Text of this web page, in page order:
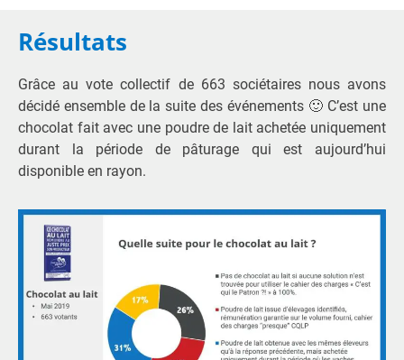
Résultats
Grâce au vote collectif de 663 sociétaires nous avons
décidé ensemble de la suite des événements 🙂 C’est une
chocolat fait avec une poudre de lait achetée uniquement
durant la période de pâturage qui est aujourd’hui
disponible en rayon.